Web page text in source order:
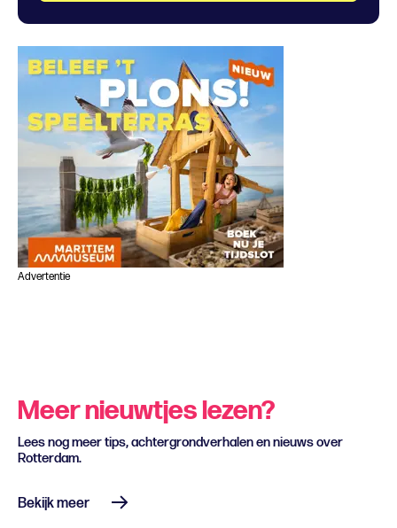
Advertentie
Meer nieuwtjes lezen?
Lees nog meer tips, achtergrondverhalen en nieuws over
Rotterdam.
Bekijk meer